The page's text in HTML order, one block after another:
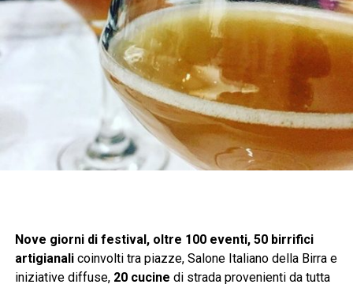
Nove giorni di festival, oltre 100 eventi, 50 birrifici
artigianalicoinvolti tra piazze, Salone Italiano della Birra e
iniziative diffuse,20 cucine di strada provenienti da tutta